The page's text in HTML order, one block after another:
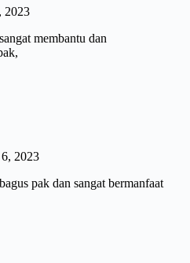
2023
membantu dan
2023
pak dan sangat bermanfaat